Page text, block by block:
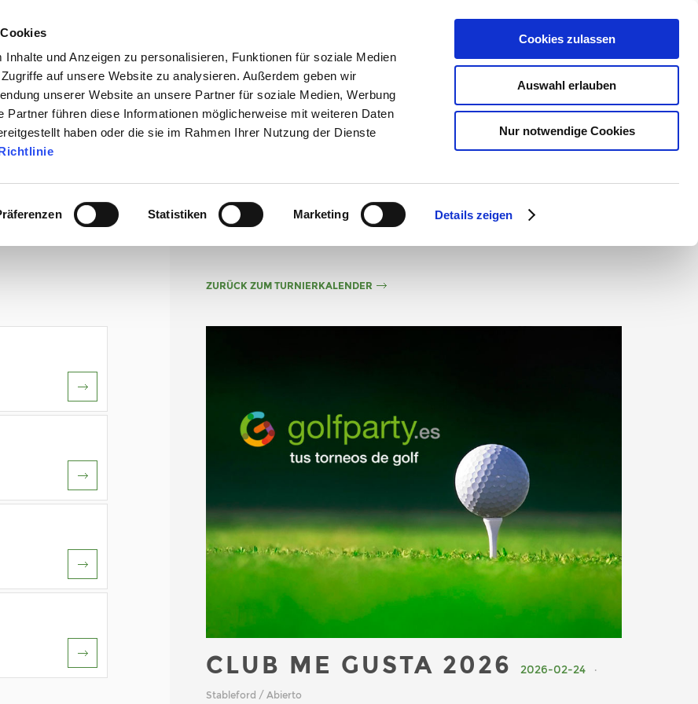
und Anzeigen zu personalisieren, Funktionen für soziale Medien
auf unsere Website zu analysieren. Außerdem geben wir
unserer Website an unsere Partner für soziale Medien, Werbung
Partner führen diese Informationen möglicherweise mit weiteren Daten
haben oder die sie im Rahmen Ihrer Nutzung der Dienste
Statistiken Marketing Details zeigen
Cookies zulassen
Auswahl erlauben
Nur notwendige Cookies
ON-LINE BUCHUNG
PLATZ GOLFSCHULE TURNIERE PREISE AKTUELLES UMGEBUNG
ZURÜCK ZUM TURNIERKALENDER
CLUB ME GUSTA 2026 2026-02-24 ·
Stableford / Abierto